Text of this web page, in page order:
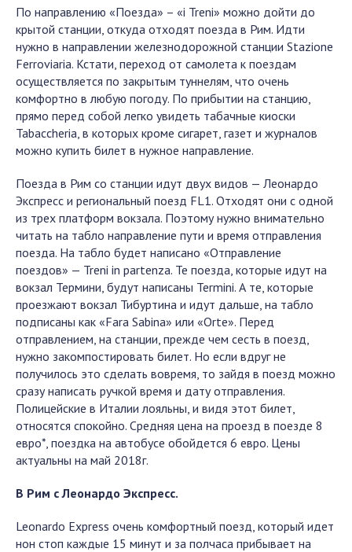
По направлению «Поезда» – «i Treni» можно дойти до
крытой станции, откуда отходят поезда в Рим. Идти
нужно в направлении железнодорожной станции Stazione
Ferroviaria. Кстати, переход от самолета к поездам
осуществляется по закрытым туннелям, что очень
комфортно в любую погоду. По прибытии на станцию,
прямо перед собой легко увидеть табачные киоски
Tabaccheria, в которых кроме сигарет, газет и журналов
можно купить билет в нужное направление.
Поезда в Рим со станции идут двух видов — Леонардо
Экспресс и региональный поезд FL1. Отходят они с одной
из трех платформ вокзала. Поэтому нужно внимательно
читать на табло направление пути и время отправления
поезда. На табло будет написано «Отправление
поездов» — Treni in partenza. Те поезда, которые идут на
вокзал Термини, будут написаны Termini. А те, которые
проезжают вокзал Тибуртина и идут дальше, на табло
подписаны как «Fara Sabina» или «Orte». Перед
отправлением, на станции, прежде чем сесть в поезд,
нужно закомпостировать билет. Но если вдруг не
получилось это сделать вовремя, то зайдя в поезд можно
сразу написать ручкой время и дату отправления.
Полицейские в Италии лояльны, и видя этот билет,
относятся спокойно. Средняя цена на проезд в поезде 8
евро*, поездка на автобусе обойдется 6 евро. Цены
актуальны на май 2018г.
В Рим с Леонардо Экспресс.
Leonardo Express очень комфортный поезд, который идет
нон стоп каждые 15 минут и за полчаса прибывает на